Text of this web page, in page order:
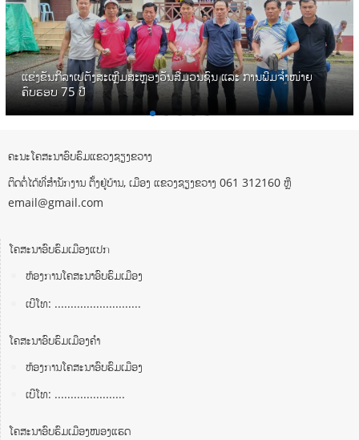
ແຂ່ງຂັນກິລາເປຕັງສະເຫຼີມສະຫຼອງວັນສື່ມວນຊົນ ແລະ ການພີມຈໍ່າໜ່າຍ
ຄົບຮອບ 75 ປີ
ຄະນະໂຄສະນາອົບຮົມແຂວງຊຽງຂວາງ
ຕິດຕໍ່ໄດ້ທີ່ສຳນັກງານ ຕັ້ງຢູ່ບ້ານ, ເມືອງ ແຂວງຊຽງຂວາງ 061 312160 ຫຼື
email@gmail.com
ໂຄສະນາອົບຮົມເມືອງແປກ
ຫ້ອງການໂຄສະນາອົບຮົມເມືອງ
ເບີໂທ: ...........................
ໂຄສະນາອົບຮົມເມືອງຄໍາ
ຫ້ອງການໂຄສະນາອົບຮົມເມືອງ
ເບີໂທ: ......................
ໂຄສະນາອົບຮົມເມືອງໜອງແຮດ